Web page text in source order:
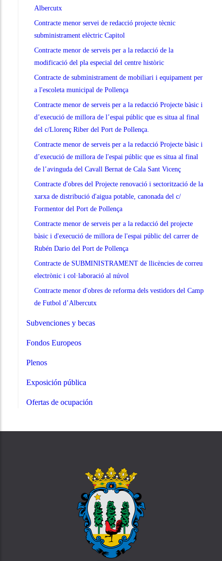
Albercutx
Contracte menor servei de redacció projecte tècnic
subministrament elèctric Capitol
Contracte menor de serveis per a la redacció de la
modificació del pla especial del centre històric
Contracte de subministrament de mobiliari i equipament per
a l'escoleta municipal de Pollença
Contracte menor de serveis per a la redacció Projecte bàsic i
d’execució de millora de l’espai públic que es situa al final
del c/Llorenç Riber del Port de Pollença.
Contracte menor de serveis per a la redacció Projecte bàsic i
d’execució de millora de l'espai públic que es situa al final
de l’avinguda del Cavall Bernat de Cala Sant Vicenç
Contracte d'obres del Projecte renovació i sectorització de la
xarxa de distribució d'aigua potable, canonada del c/
Formentor del Port de Pollença
Contracte menor de serveis per a la redacció del projecte
bàsic i d'execució de millora de l'espai públic del carrer de
Rubén Dario del Port de Pollença
Contracte de SUBMINISTRAMENT de llicències de correu
electrònic i col·laboració al núvol
Contracte menor d'obres de reforma dels vestidors del Camp
de Futbol d’Albercutx
Subvenciones y becas
Fondos Europeos
Plenos
Exposición pública
Ofertas de ocupación